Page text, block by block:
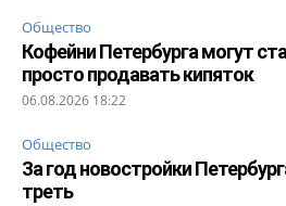
Общество
Кофейни Петербурга могут
просто продавать кипяток
06.08.2026 18:22
Общество
За год новостройки
треть